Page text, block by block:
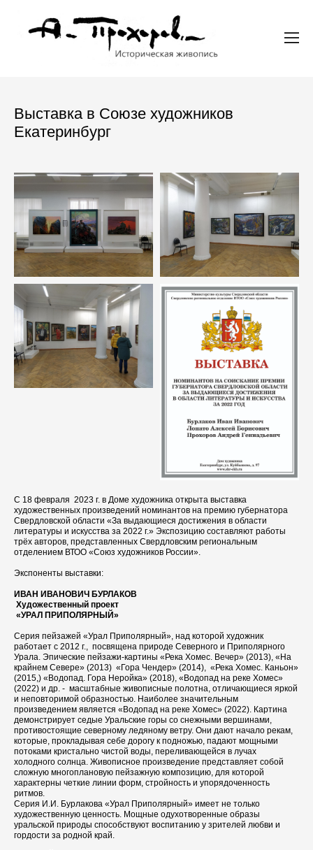
Выставка в Союзе художников
Екатеринбург
С 18 февраля 2023 г. в Доме художника открыта выставка
художественных произведений номинантов на премию губернатора
Свердловской области «За выдающиеся достижения в области
литературы и искусства за 2022 г.» Экспозицию составляют работы
трёх авторов, представленных Свердловским региональным
отделением ВТОО «Союз художников России».
Экспоненты выставки:
ИВАН ИВАНОВИЧ БУРЛАКОВ
Художественный проект
«УРАЛ ПРИПОЛЯРНЫЙ»
Серия пейзажей «Урал Приполярный», над которой художник
работает с 2012 г., посвящена природе Северного и Приполярного
Урала. Эпические пейзажи-картины «Река Хомес. Вечер» (2013), «На
крайнем Севере» (2013) «Гора Чендер» (2014), «Река Хомес. Каньон»
(2015,) «Водопад. Гора Неройка» (2018), «Водопад на реке Хомес»
(2022) и др. - масштабные живописные полотна, отличающиеся яркой
и неповторимой образностью. Наиболее значительным
произведением является «Водопад на реке Хомес» (2022). Картина
демонстрирует седые Уральские горы со снежными вершинами,
противостоящие северному ледяному ветру. Они дают начало рекам,
которые, прокладывая себе дорогу к подножью, падают мощными
потоками кристально чистой воды, переливающейся в лучах
холодного солнца. Живописное произведение представляет собой
сложную многоплановую пейзажную композицию, для которой
характерны четкие линии форм, стройность и упорядоченность
ритмов.
Серия И.И. Бурлакова «Урал Приполярный» имеет не только
художественную ценность. Мощные одухотворенные образы
уральской природы способствуют воспитанию у зрителей любви и
гордости за родной край.